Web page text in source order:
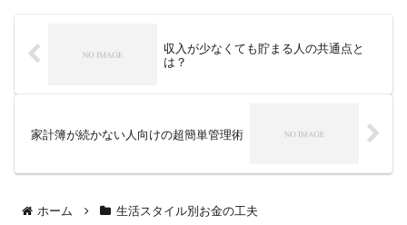
収入が少なくても貯まる人の共通点と
は？
家計簿が続かない人向けの超簡単管理術
ホーム 生活スタイル別お金の工夫